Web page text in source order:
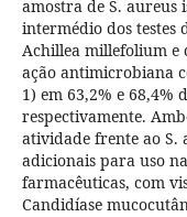
amostra de S. aureus
intermédio dos testes
Achillea millefolium e
ação antimicrobiana
1) em 63,2% e 68,4%
respectivamente.
atividade frente ao S.
adicionais para uso
farmacêuticas, com
Candidíase